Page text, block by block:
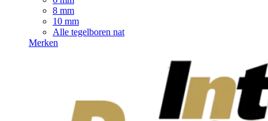
8 mm
10 mm
Alle tegelboren nat
Merken